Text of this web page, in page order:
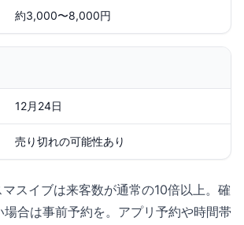
約3,000〜8,000円
12月24日
売り切れの可能性あり
マスイブは来客数が通常の10倍以上。確
合は事前予約を。アプリ予約や時間帯